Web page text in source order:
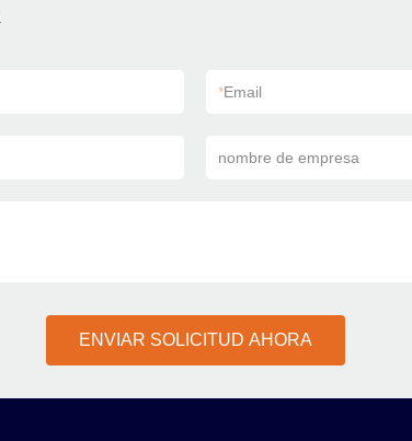
*Email
nombre de empresa
ENVIAR SOLICITUD AHORA